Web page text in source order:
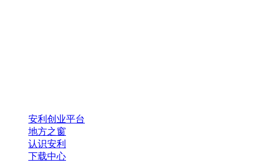
安利创业平台
地方之窗
认识安利
下载中心